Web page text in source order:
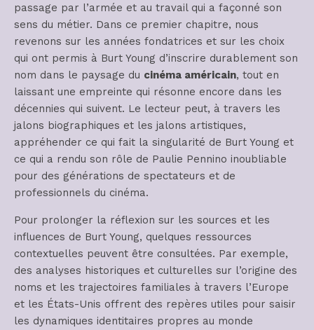
passage par l’armée et au travail qui a façonné son
sens du métier. Dans ce premier chapitre, nous
revenons sur les années fondatrices et sur les choix
qui ont permis à Burt Young d’inscrire durablement son
nom dans le paysage du cinéma américain, tout en
laissant une empreinte qui résonne encore dans les
décennies qui suivent. Le lecteur peut, à travers les
jalons biographiques et les jalons artistiques,
appréhender ce qui fait la singularité de Burt Young et
ce qui a rendu son rôle de Paulie Pennino inoubliable
pour des générations de spectateurs et de
professionnels du cinéma.
Pour prolonger la réflexion sur les sources et les
influences de Burt Young, quelques ressources
contextuelles peuvent être consultées. Par exemple,
des analyses historiques et culturelles sur l’origine des
noms et les trajectoires familiales à travers l’Europe
et les États-Unis offrent des repères utiles pour saisir
les dynamiques identitaires propres au monde